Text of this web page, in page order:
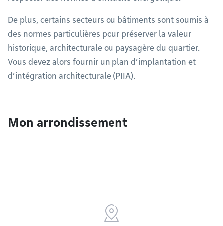
De plus, certains secteurs ou bâtiments sont soumis à
des normes particulières pour préserver la valeur
historique, architecturale ou paysagère du quartier.
Vous devez alors fournir un plan d’implantation et
d’intégration architecturale (PIIA).
Mon arrondissement